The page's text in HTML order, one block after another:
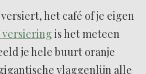
het café of je eigen
versiering is het meteen
je hele buurt oranje
vlaggenlijn alle